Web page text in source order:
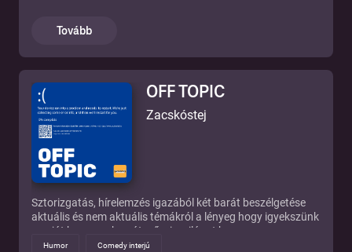
beszélgetés keretében mutatjuk be, ennek rövidített
Tovább
OFF TOPIC
Zacskóstej
Sztorizgatás, hírelemzés igazából két barát beszélgetése
aktuális és nem aktuális témákról a lényeg hogy igyekszünk
a saját humorunkon átszűrni a világot hogy
szórakoztassunk titeket!
Humor Comedy interjú